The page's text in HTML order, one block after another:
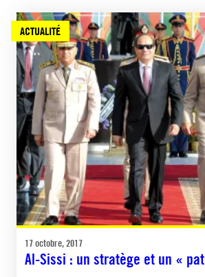
ACTUALITÉ
17 octobre, 2017
Al-Sissi : un stratège et un «